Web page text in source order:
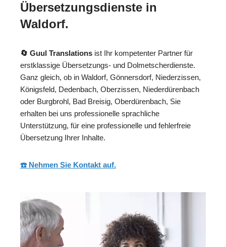
Übersetzungsdienste in
Waldorf.
🔄 Guul Translations ist Ihr kompetenter Partner für
erstklassige Übersetzungs- und Dolmetscherdienste.
Ganz gleich, ob in Waldorf, Gönnersdorf, Niederzissen,
Königsfeld, Dedenbach, Oberzissen, Niederdürenbach
oder Burgbrohl, Bad Breisig, Oberdürenbach, Sie
erhalten bei uns professionelle sprachliche
Unterstützung, für eine professionelle und fehlerfreie
Übersetzung Ihrer Inhalte.
☎️ Nehmen Sie Kontakt auf.